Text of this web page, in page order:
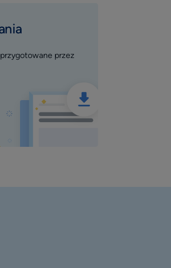
przez